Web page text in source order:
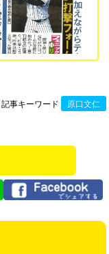
記事キーワード 原口文仁